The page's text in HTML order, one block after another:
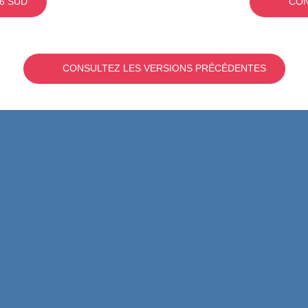
CONSULTEZ LES VERSIONS PRÉCÉDENTES